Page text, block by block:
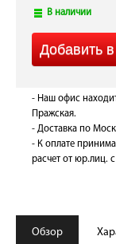
В наличии
- Наш офис
Пражская.
- Доставка по
- К оплате
расчет от юр.лиц.
Обзор